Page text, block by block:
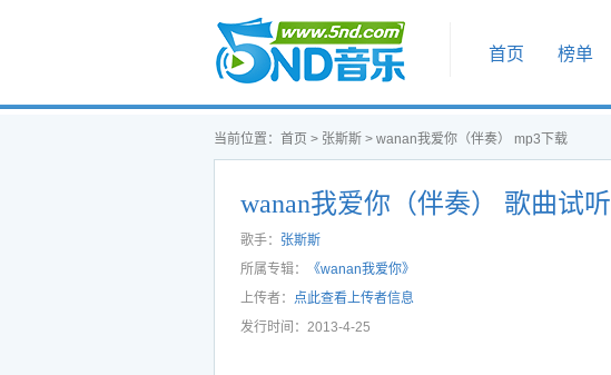
首页
首页 榜单
当前位置： 首页 > 张斯斯 > wanan我爱你（伴奏） mp3下载
wanan我爱你（伴奏） 歌曲试听
歌手： 张斯斯
所属专辑：
《wanan我爱你》
上传者： 点此查看上传者信息
发行时间：2013-4-25